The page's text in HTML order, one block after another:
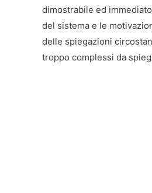
dimostrabile ed
del sistema e le
delle spiegazioni
troppo complessi da